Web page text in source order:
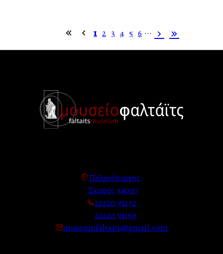
1 2 3 4 5 6 ...
Παλαιόπυργος,
Σκύρος 34007
22220 91232
22220 91150
museumfaltaits@gmail.com